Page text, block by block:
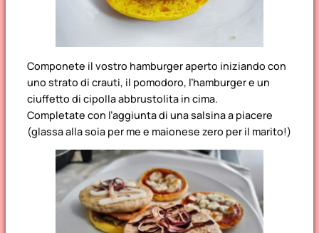
Componete il vostro hamburger aperto iniziando con
uno strato di crauti, il pomodoro, l’hamburger e un
ciuffetto di cipolla abbrustolita in cima.
Completate con l’aggiunta di una salsina a piacere
(glassa alla soia per me e maionese zero per il marito!)